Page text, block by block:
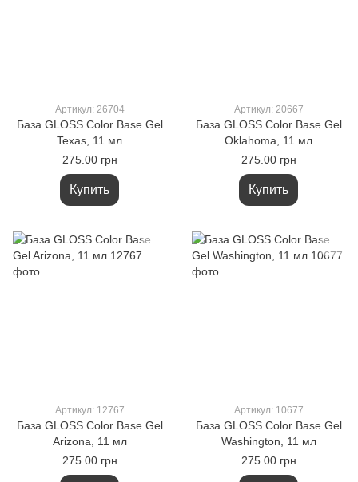
Артикул: 26704
База GLOSS Color Base Gel
Texas, 11 мл
275.00 грн
Купить
Артикул: 20667
База GLOSS Color Base Gel
Oklahoma, 11 мл
275.00 грн
Купить
Артикул: 12767
База GLOSS Color Base Gel
Arizona, 11 мл
275.00 грн
Артикул: 10677
База GLOSS Color Base Gel
Washington, 11 мл
275.00 грн